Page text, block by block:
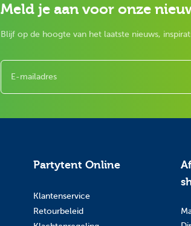
Meld je aan voor onze
Blijf op de hoogte van het laatste nieuws,
E-mailadres
Partytent Online
Klantenservice
Retourbeleid